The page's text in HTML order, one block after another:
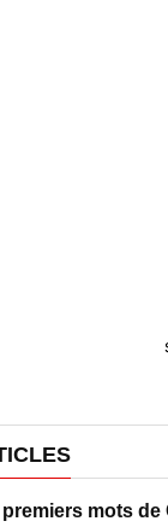
premiers mots